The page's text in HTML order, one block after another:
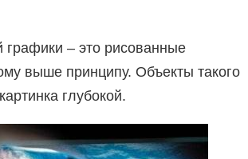
графики – это рисованные
выше принципу. Объекты такого
глубокой.